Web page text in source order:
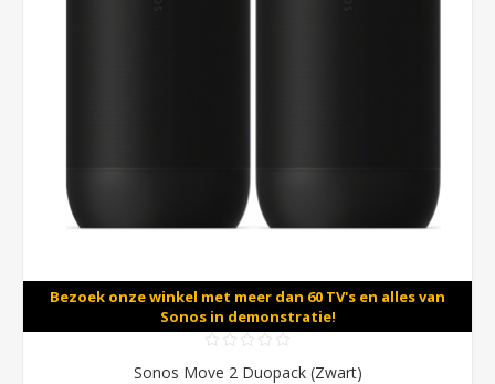
Bezoek onze winkel met meer dan 60 TV's en alles van
Sonos in demonstratie!
Sonos Move 2 Duopack (Zwart)